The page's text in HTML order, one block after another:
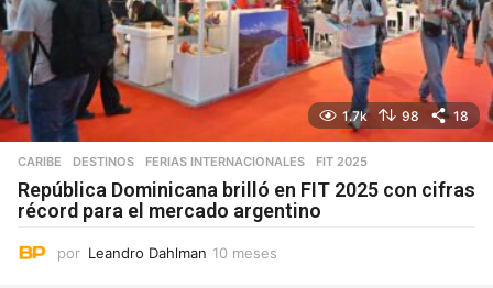
1.7k 98 18
CARIBE ,DESTINOS ,FERIAS INTERNACIONALES FIT 2025
República Dominicana brilló en FIT 2025 con cifras
récord para el mercado argentino
por Leandro Dahlman 10 meses